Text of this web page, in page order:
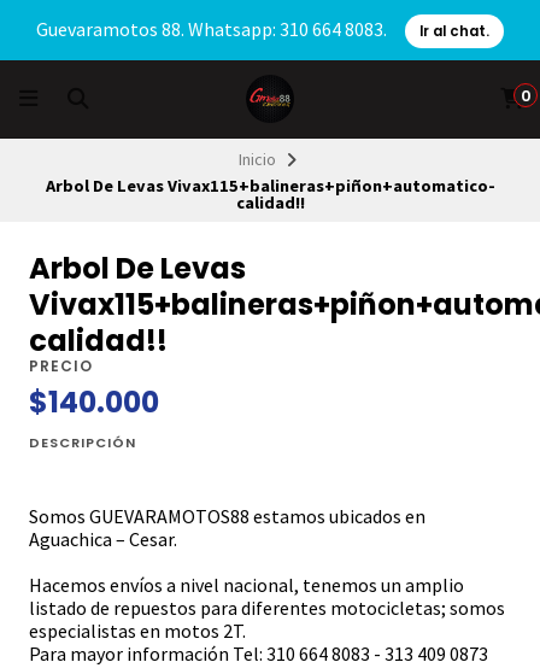
Guevaramotos 88. Whatsapp: 310 664 8083. Ir al chat.
0
Inicio
Arbol De Levas Vivax115+balineras+piñon+automatico-
calidad!!
Arbol De Levas
calidad!!
PRECIO
$140.000
DESCRIPCIÓN
Somos GUEVARAMOTOS88 estamos ubicados en
Aguachica – Cesar.
Hacemos envíos a nivel nacional, tenemos un amplio
listado de repuestos para diferentes motocicletas; somos
especialistas en motos 2T.
Para mayor información Tel: 310 664 8083 - 313 409 0873